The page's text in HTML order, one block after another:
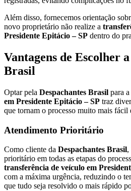
Além disso, fornecemos orientação
novo proprietário não realize a
Presidente Epitácio – SP dentro do
Vantagens de Escolher
Brasil
Optar pela Despachantes Brasil para a
em Presidente Epitácio – SP traz
que tornam o processo muito mais fácil
Atendimento Prioritário
Como cliente da Despachantes Brasil,
prioritário em todas as etapas do
transferência de veículo em
com a máxima urgência, reduzindo o
que tudo seja resolvido o mais rápido